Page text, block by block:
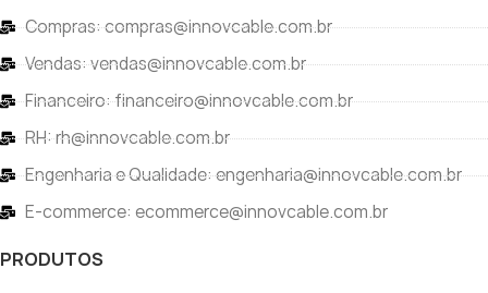
Compras: compras@innovcable.com.br
Vendas: vendas@innovcable.com.br
Financeiro: financeiro@innovcable.com.br
RH: rh@innovcable.com.br
Engenharia e Qualidade: engenharia@innovcable.com.br
E-commerce: ecommerce@innovcable.com.br
PRODUTOS